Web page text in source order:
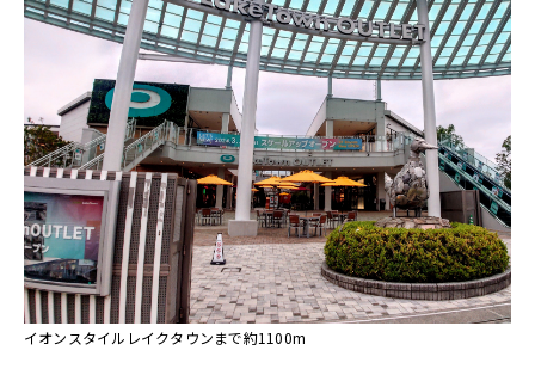
イオンスタイルレイクタウンまで約1100m